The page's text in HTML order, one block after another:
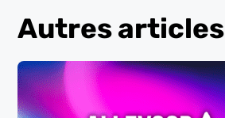
Autres articles